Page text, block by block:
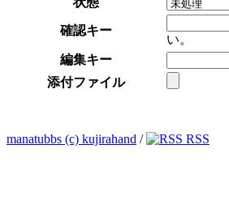
確認キー
い。
編集キー
添付ファイル
manatubbs (c) kujirahand / RSS